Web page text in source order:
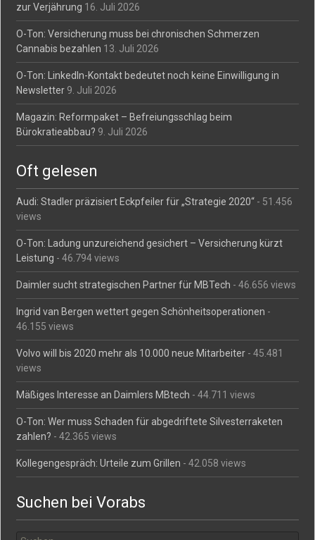
zur Verjährung 16. Juli 2026
O-Ton: Versicherung muss bei chronischen Schmerzen
Cannabis bezahlen 13. Juli 2026
O-Ton: LinkedIn-Kontakt bedeutet noch keine Einwilligung in
Newsletter 9. Juli 2026
Magazin: Reformpaket – Befreiungsschlag beim
Bürokratieabbau? 9. Juli 2026
Oft gelesen
Audi: Stadler präzisiert Eckpfeiler für „Strategie 2020“ - 51.456
views
O-Ton: Ladung unzureichend gesichert – Versicherung kürzt
Leistung - 46.794 views
Daimler sucht strategischen Partner für MBTech - 46.656 views
Ingrid van Bergen wettert gegen Schönheitsoperationen -
46.155 views
Volvo will bis 2020 mehr als 10.000 neue Mitarbeiter - 45.481
views
Mäßiges Interesse an Daimlers MBtech - 44.711 views
O-Ton: Wer muss Schaden für abgedriftete Silvesterraketen
zahlen? - 42.365 views
Kollegengespräch: Urteile zum Grillen - 42.058 views
Suchen bei Vorabs